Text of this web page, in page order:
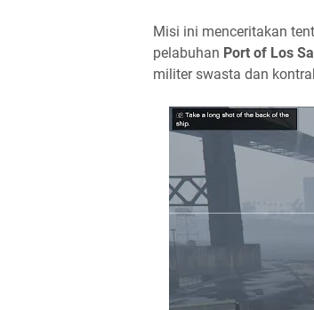
Misi ini menceritakan
pelabuhan Port of Los
militer swasta dan